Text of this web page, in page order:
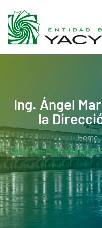
Ing. Ángel
la
Home
Ing. Ángel María Recalde